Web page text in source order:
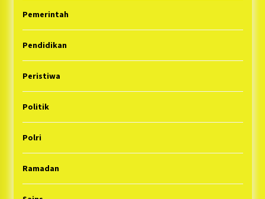
Pemerintah
Pendidikan
Peristiwa
Politik
Polri
Ramadan